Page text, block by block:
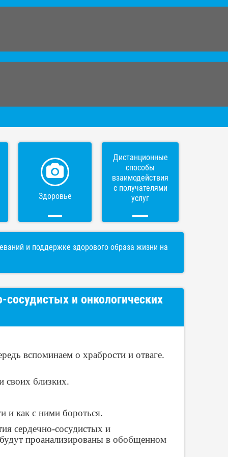
Здоровье
Дистанционные
способы
взаимодействия
с получателями
услуг
и поддержке здорового образа жизни на
сосудистых и онкологических
вспоминаем о храбрости и отваге.
своих близких.
и как с ними бороться.
сердечно-сосудистых и
проанализированы в обобщенном